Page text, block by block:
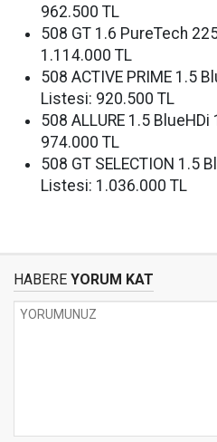
962.500 TL
508 GT 1.6 PureTech
1.114.000 TL
508 ACTIVE PRIME 1.5
Listesi: 920.500 TL
508 ALLURE 1.5
974.000 TL
508 GT SELECTION 1.5
Listesi: 1.036.000 TL
HABERE YORUM KAT